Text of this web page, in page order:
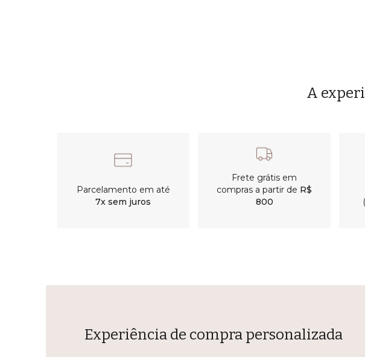
A
Parcelamento em até
7x sem juros
Frete grátis em
compras a partir de R$
800
Experiência de compra personalizada